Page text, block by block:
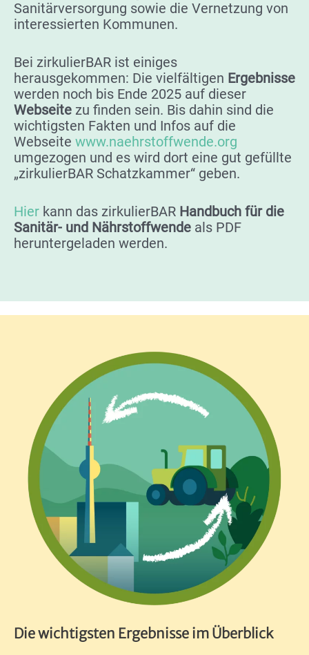
Sanitärversorgung sowie die Vernetzung von
interessierten Kommunen.
Bei zirkulierBAR ist einiges
herausgekommen: Die vielfältigen Ergebnisse
werden noch bis Ende 2025 auf dieser
Webseite zu finden sein. Bis dahin sind die
wichtigsten Fakten und Infos auf die
Webseite www.naehrstoffwende.org
umgezogen und es wird dort eine gut gefüllte
„zirkulierBAR Schatzkammer“ geben.
Hier kann das zirkulierBAR Handbuch für die
Sanitär- und Nährstoffwende als PDF
heruntergeladen werden.
Die wichtigsten Ergebnisse im Überblick